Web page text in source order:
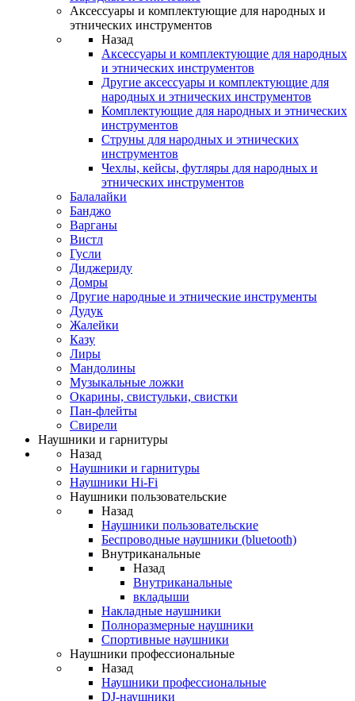
Аксессуары и комплектующие для народных и
этнических инструментов
Назад
Аксессуары и комплектующие для народных
и этнических инструментов
Другие аксессуары и комплектующие для
народных и этнических инструментов
Комплектующие для народных и этнических
инструментов
Струны для народных и этнических
инструментов
Чехлы, кейсы, футляры для народных и
этнических инструментов
Балалайки
Банджо
Варганы
Вистл
Гусли
Диджериду
Домры
Другие народные и этнические инструменты
Дудук
Жалейки
Казу
Лиры
Мандолины
Музыкальные ложки
Окарины, свистульки, свистки
Пан-флейты
Свирели
Наушники и гарнитуры
Назад
Наушники и гарнитуры
Наушники Hi-Fi
Наушники пользовательские
Назад
Наушники пользовательские
Беспроводные наушники (bluetooth)
Внутриканальные
Назад
Внутриканальные
вкладыши
Накладные наушники
Полноразмерные наушники
Спортивные наушники
Наушники профессиональные
Назад
Наушники профессиональные
DJ-наушники